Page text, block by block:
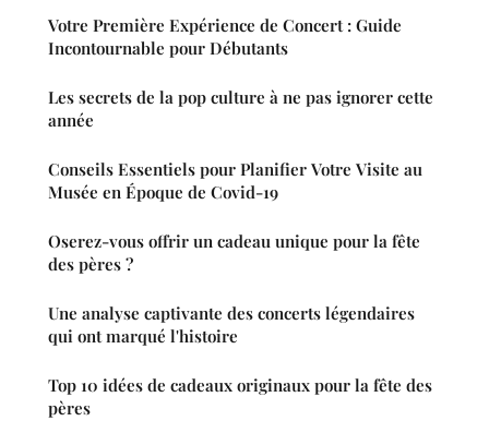
Votre Première Expérience de Concert : Guide
Incontournable pour Débutants
Les secrets de la pop culture à ne pas ignorer cette
année
Conseils Essentiels pour Planifier Votre Visite au
Musée en Époque de Covid-19
Oserez-vous offrir un cadeau unique pour la fête
des pères ?
Une analyse captivante des concerts légendaires
qui ont marqué l'histoire
Top 10 idées de cadeaux originaux pour la fête des
pères